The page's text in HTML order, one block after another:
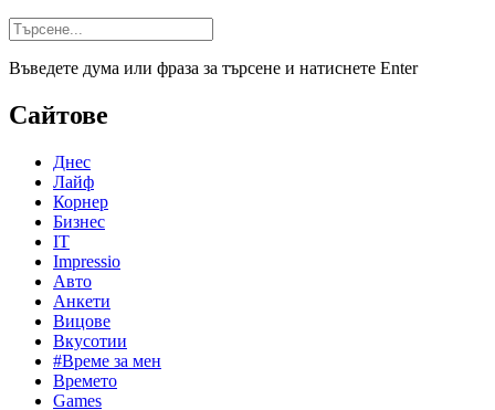
Въведете дума или фраза за търсене и натиснете Enter
Сайтове
Днес
Лайф
Корнер
Бизнес
IT
Impressio
Авто
Анкети
Вицове
Вкусотии
#Време за мен
Времето
Games